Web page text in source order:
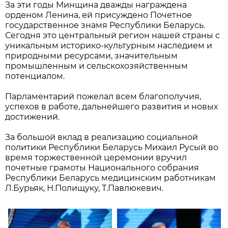
За эти годы Минщина дважды награждена
орденом Ленина, ей присуждено Почетное
государственное знамя Республики Беларусь.
Сегодня это центральный регион нашей страны с
уникальным историко-культурным наследием и
природными ресурсами, значительным
промышленным и сельскохозяйственным
потенциалом.
Парламентарий пожелал всем благополучия,
успехов в работе, дальнейшего развития и новых
достижений.
За большой вклад в реализацию социальной
политики Республики Беларусь Михаил Русый во
время торжественной церемонии вручил
почетные грамоты Национального собрания
Республики Беларусь медицинским работникам
Л.Бурьяк, Н.Полищуку, Т.Павлюкевич.